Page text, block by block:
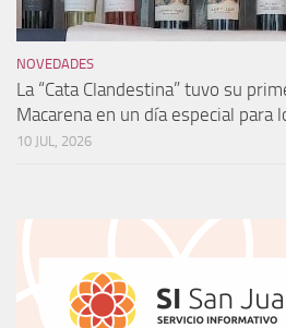
NOVEDADES
La “Cata Clandestina” tuvo su
Macarena en un día especial para
10 JUL, 2026